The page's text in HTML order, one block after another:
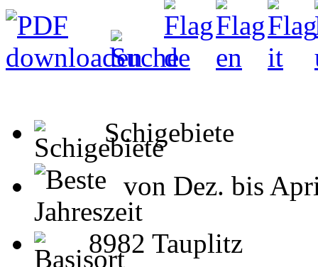
Schigebiete
von Dez. bis
8982 Tauplitz